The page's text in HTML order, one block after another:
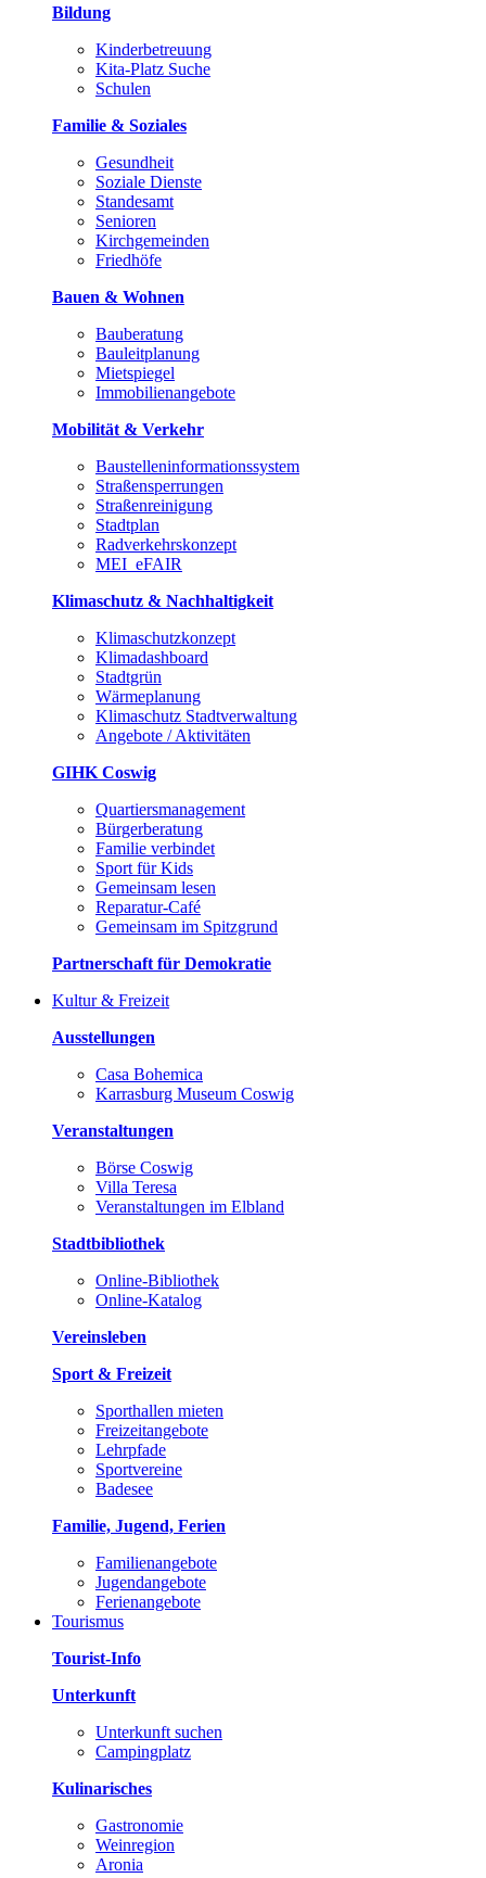
Bildung
Kinderbetreuung
Kita-Platz Suche
Schulen
Familie & Soziales
Gesundheit
Soziale Dienste
Standesamt
Senioren
Kirchgemeinden
Friedhöfe
Bauen & Wohnen
Bauberatung
Bauleitplanung
Mietspiegel
Immobilienangebote
Mobilität & Verkehr
Baustelleninformationssystem
Straßensperrungen
Straßenreinigung
Stadtplan
Radverkehrskonzept
MEI_eFAIR
Klimaschutz & Nachhaltigkeit
Klimaschutzkonzept
Klimadashboard
Stadtgrün
Wärmeplanung
Klimaschutz Stadtverwaltung
Angebote / Aktivitäten
GIHK Coswig
Quartiersmanagement
Bürgerberatung
Familie verbindet
Sport für Kids
Gemeinsam lesen
Reparatur-Café
Gemeinsam im Spitzgrund
Partnerschaft für Demokratie
Kultur & Freizeit
Ausstellungen
Casa Bohemica
Karrasburg Museum Coswig
Veranstaltungen
Börse Coswig
Villa Teresa
Veranstaltungen im Elbland
Stadtbibliothek
Online-Bibliothek
Online-Katalog
Vereinsleben
Sport & Freizeit
Sporthallen mieten
Freizeitangebote
Lehrpfade
Sportvereine
Badesee
Familie, Jugend, Ferien
Familienangebote
Jugendangebote
Ferienangebote
Tourismus
Tourist-Info
Unterkunft
Unterkunft suchen
Campingplatz
Kulinarisches
Gastronomie
Weinregion
Aronia